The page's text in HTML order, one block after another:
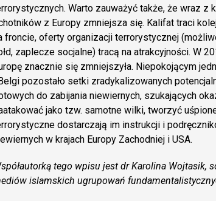
Warto zauważyć także, że wraz z
z Europy zmniejsza się. Kalifat traci
froncie, oferty organizacji terrorystycznej
zaplecze socjalne) tracą na atrakcyjności. W
znacznie się zmniejszyła. Niepokojącym
pozostało setki zradykalizowanych
do zabijania niewiernych, szukających
jako tzw. samotne wilki, tworzyć
dostarczają im instrukcji i
w krajach Europy Zachodniej i USA.
tego wpisu jest dr Karolina Wojtasik,
islamskich ugrupowań